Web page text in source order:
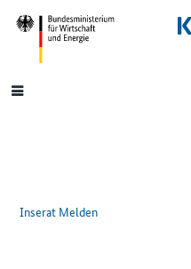
Hauptmenü
Inserat Melden